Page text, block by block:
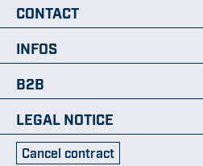
CONTACT
INFOS
B2B
LEGAL NOTICE
Cancel contract